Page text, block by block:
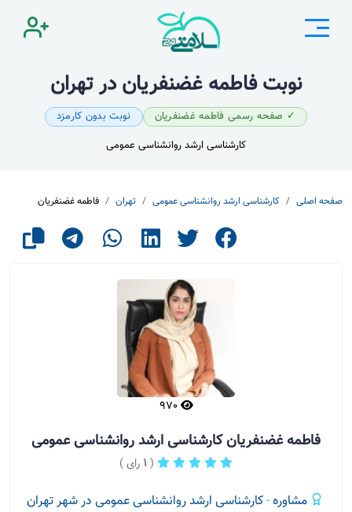
نوبت فاطمه غضنفریان در تهران
✓ صفحه رسمی فاطمه غضنفریان
نوبت بدون کارمزد
کارشناسی ارشد روانشناسی عمومی
صفحه اصلی کارشناسی ارشد روانشناسی عمومی تهران فاطمه غضنفریان
970
فاطمه غضنفریان کارشناسی ارشد روانشناسی عمومی
(
1 رای )
مشاوره-کارشناسی ارشد روانشناسی عمومی در شهر تهران